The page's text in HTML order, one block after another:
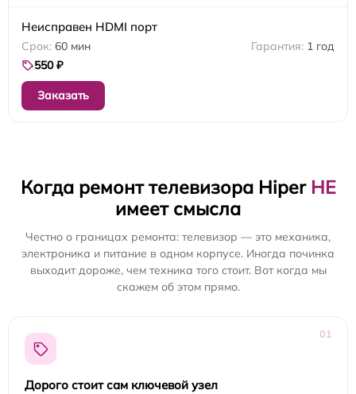
Неисправен HDMI порт
60 мин
1 год
550 ₽
Заказать
Когда ремонт телевизора Hiper НЕ
имеет смысла
Честно о границах ремонта: телевизор — это механика,
электроника и питание в одном корпусе. Иногда починка
выходит дороже, чем техника того стоит. Вот когда мы
скажем об этом прямо.
01
Дорого стоит сам ключевой узел